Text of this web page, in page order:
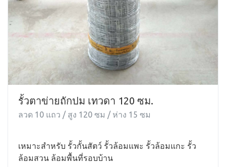
รั้วตาข่ายถักปม เทวดา 120 ซม.
ลวด 10 แถว / สูง 120 ซม / ห่าง 15 ซม
เหมาะสำหรับ รั้วกั้นสัตว์ รั้วล้อมแพะ รั้วล้อมแกะ รั้ว
ล้อมสวน ล้อมพื้นที่รอบบ้าน